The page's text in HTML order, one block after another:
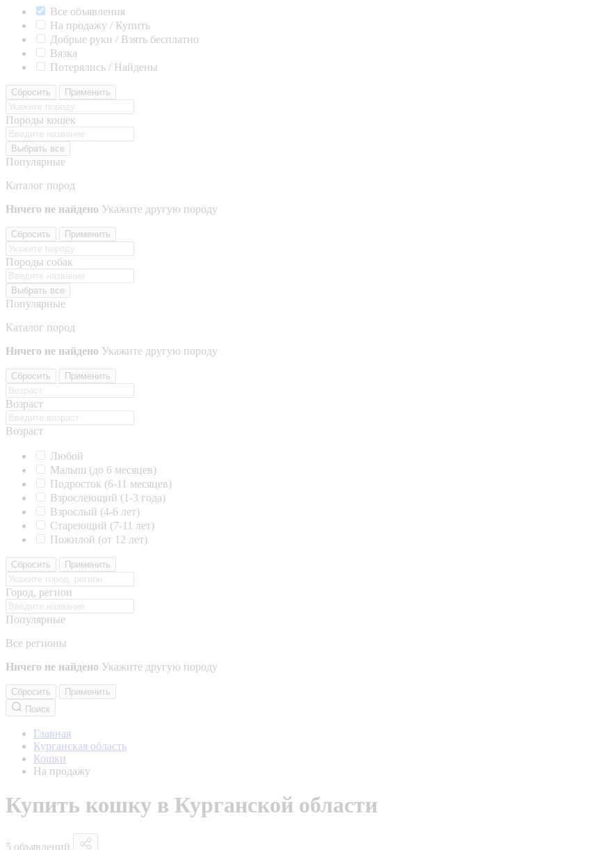
Все объявления
На продажу / Купить
Добрые руки / Взять бесплатно
Вязка
Потерялись / Найдены
Сбросить Применить
Породы кошек
Выбрать все
Популярные
Каталог пород
Ничего не найдено Укажите другую породу
Сбросить Применить
Породы собак
Выбрать все
Популярные
Каталог пород
Ничего не найдено Укажите другую породу
Сбросить Применить
Возраст
Возраст
Любой
Малыш (до 6 месяцев)
Подросток (6-11 месяцев)
Взрослеющий (1-3 года)
Взрослый (4-6 лет)
Стареющий (7-11 лет)
Пожилой (от 12 лет)
Сбросить Применить
Город, регион
Популярные
Все регионы
Ничего не найдено Укажите другую породу
Сбросить
Применить
Поиск
Главная
Курганская область
Кошки
На продажу
Купить кошку в Курганской области
5 объявлений